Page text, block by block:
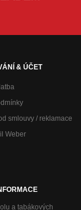
& ÚČET
smlouvy / reklamace
Weber
a tabákových